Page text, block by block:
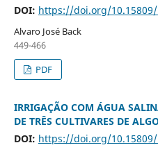
DOI: https://doi.org/
Alvaro José Back
449-466
PDF
IRRIGAÇÃO COM ÁGUA
DE TRÊS CULTIVARES DE
DOI: https://doi.org/